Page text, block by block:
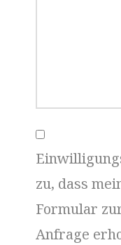
zu, dass
Formular
Anfrage